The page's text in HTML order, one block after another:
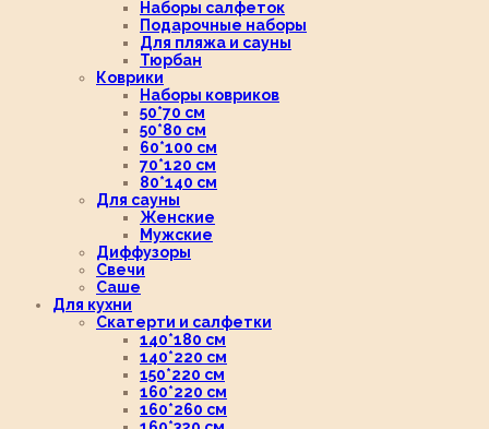
Наборы салфеток
Подарочные наборы
Для пляжа и сауны
Тюрбан
Коврики
Наборы ковриков
50*70 см
50*80 см
60*100 см
70*120 см
80*140 см
Для сауны
Женские
Мужские
Диффузоры
Свечи
Саше
Для кухни
Скатерти и салфетки
140*180 см
140*220 см
150*220 см
160*220 см
160*260 см